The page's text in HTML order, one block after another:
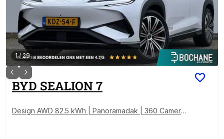
1/29
BYD SEALION 7
Design AWD 82.5 kWh | Panoramadak | 360 Camera